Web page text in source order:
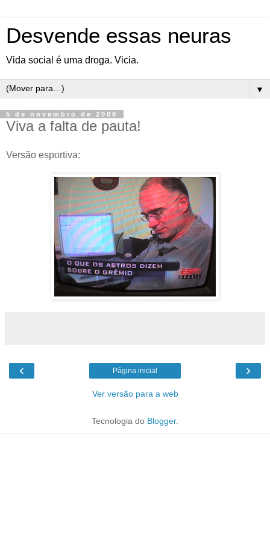
Desvende essas neuras
Vida social é uma droga. Vicia.
▼
5 de novembro de 2008
Viva a falta de pauta!
Versão esportiva:
‹ ›
Página inicial
Ver versão para a web
Tecnologia do Blogger.